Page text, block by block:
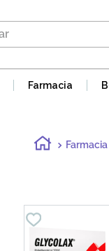
Farmacia
Farmacia